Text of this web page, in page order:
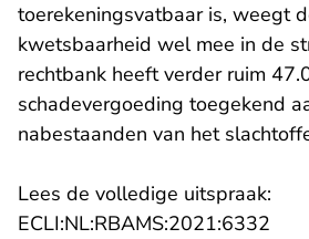
toerekeningsvatbaar is, weegt
kwetsbaarheid wel mee in de
rechtbank heeft verder ruim
schadevergoeding toegekend
nabestaanden van het
Lees de volledige uitspraak:
ECLI:NL:RBAMS:2021:6332